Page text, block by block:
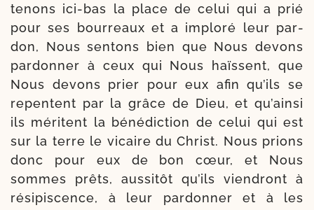
tenons ici-​bas la place de celui qui a prié
pour ses bour­reaux et a implo­ré leur par­
don, Nous sen­tons bien que Nous devons
par­don­ner à ceux qui Nous haïssent, que
Nous devons prier pour eux afin qu’ils se
repentent par la grâce de Dieu, et qu’ainsi
ils méritent la béné­dic­tion de celui qui est
sur la terre le vicaire du Christ. Nous prions
donc pour eux de bon cœur, et Nous
sommes prêts, aus­si­tôt qu’ils vien­dront à
rési­pis­cence, à leur par­don­ner et à les